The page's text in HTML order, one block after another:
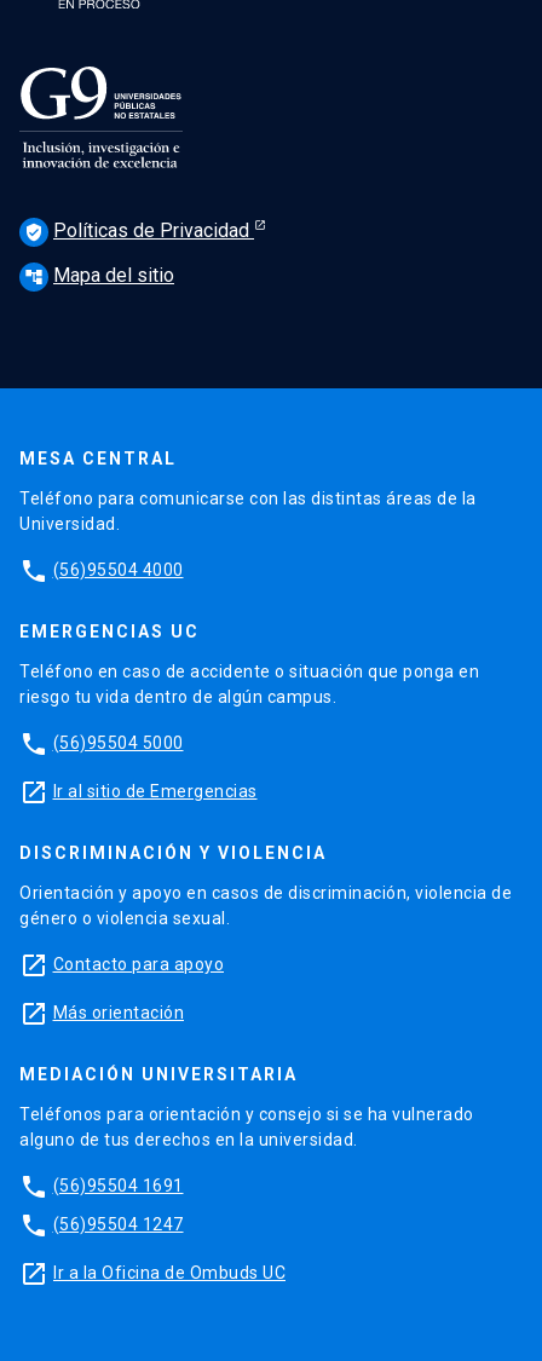
verified_user Políticas de Privacidad
account_tree Mapa del sitio
MESA CENTRAL
Teléfono para comunicarse con las distintas áreas de la
Universidad.
phone (56)95504 4000
EMERGENCIAS UC
Teléfono en caso de accidente o situación que ponga en
riesgo tu vida dentro de algún campus.
phone (56)95504 5000
launch Ir al sitio de Emergencias
DISCRIMINACIÓN Y VIOLENCIA
Orientación y apoyo en casos de discriminación, violencia de
género o violencia sexual.
launch Contacto para apoyo
launch Más orientación
MEDIACIÓN UNIVERSITARIA
Teléfonos para orientación y consejo si se ha vulnerado
alguno de tus derechos en la universidad.
phone (56)95504 1691
phone (56)95504 1247
launch Ir a la Oficina de Ombuds UC